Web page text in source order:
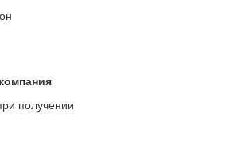
получении